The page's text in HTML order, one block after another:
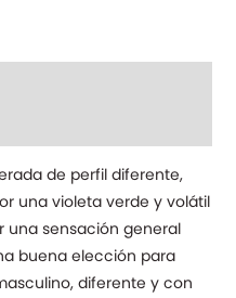
de perfil diferente,
una violeta verde y volátil
una sensación general
buena elección para
diferente y con